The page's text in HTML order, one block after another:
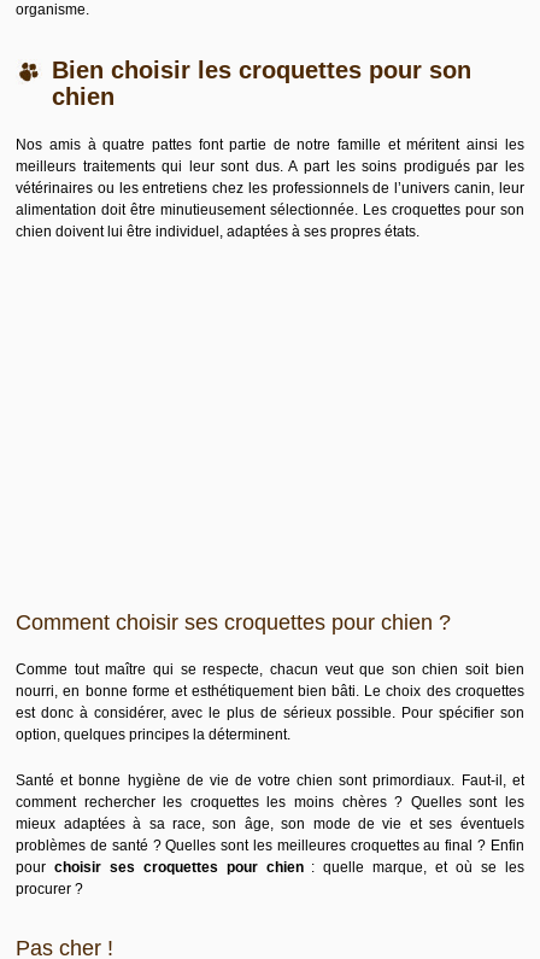
organisme.
Bien choisir les croquettes pour son
chien
Nos amis à quatre pattes font partie de notre famille et méritent ainsi les
meilleurs traitements qui leur sont dus. A part les soins prodigués par les
vétérinaires ou les entretiens chez les professionnels de l’univers canin, leur
alimentation doit être minutieusement sélectionnée. Les croquettes pour son
chien doivent lui être individuel, adaptées à ses propres états.
Comment choisir ses croquettes pour chien ?
Comme tout maître qui se respecte, chacun veut que son chien soit bien
nourri, en bonne forme et esthétiquement bien bâti. Le choix des croquettes
est donc à considérer, avec le plus de sérieux possible. Pour spécifier son
option, quelques principes la déterminent.
Santé et bonne hygiène de vie de votre chien sont primordiaux. Faut-il, et
comment rechercher les croquettes les moins chères ? Quelles sont les
mieux adaptées à sa race, son âge, son mode de vie et ses éventuels
problèmes de santé ? Quelles sont les meilleures croquettes au final ? Enfin
pourchoisir ses croquettes pour chien: quelle marque, et où se les
procurer ?
Pas cher !